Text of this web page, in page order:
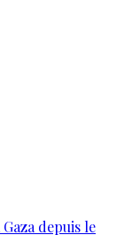
depuis le